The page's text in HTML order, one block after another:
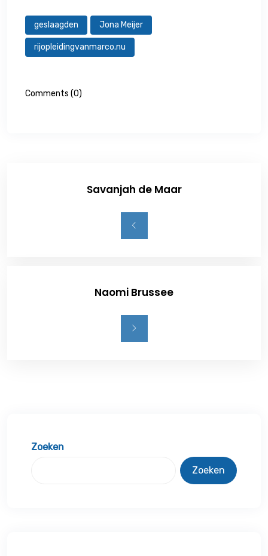
geslaagden Jona Meijer
rijopleidingvanmarco.nu
Comments (0)
Savanjah de Maar
Naomi Brussee
Zoeken
Zoeken